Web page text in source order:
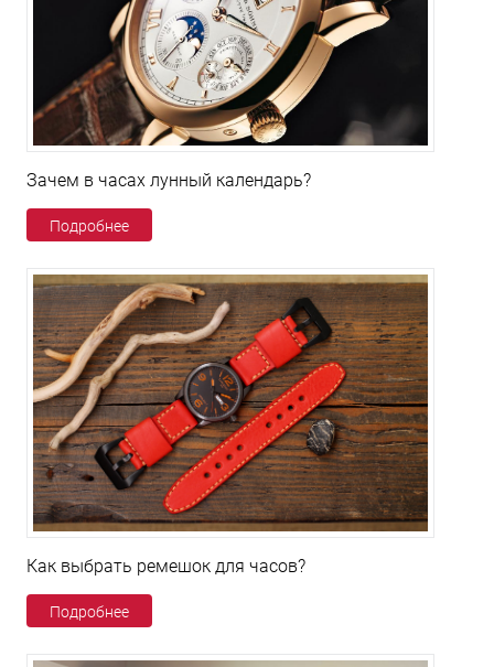
Зачем в часах лунный календарь?
Подробнее
Как выбрать ремешок для часов?
Подробнее